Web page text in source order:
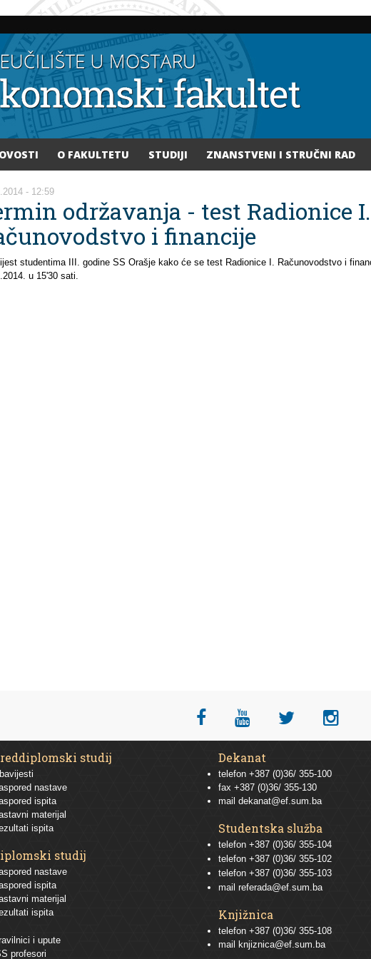
glavni
O FAKULTETU STUDIJI ZNANSTVENI I STRUČNI RAD
ovdje
- 12:59
održavanja - test Radionice I.
i financije
studentima III. godine SS Orašje kako će se test Radionice I. Računovodstvo i
u 15'30 sati.
studij
nastave
ispita
materijal
ispita
studij
nastave
ispita
materijal
ispita
i upute
profesori
Dekanat
telefon +387 (0)36/ 355-100
fax +387 (0)36/ 355-130
mail dekanat@ef.sum.ba
Studentska služba
telefon +387 (0)36/ 355-104
telefon +387 (0)36/ 355-102
telefon +387 (0)36/ 355-103
mail referada@ef.sum.ba
Knjižnica
telefon +387 (0)36/ 355-108
mail
knjiznica@ef.sum.ba